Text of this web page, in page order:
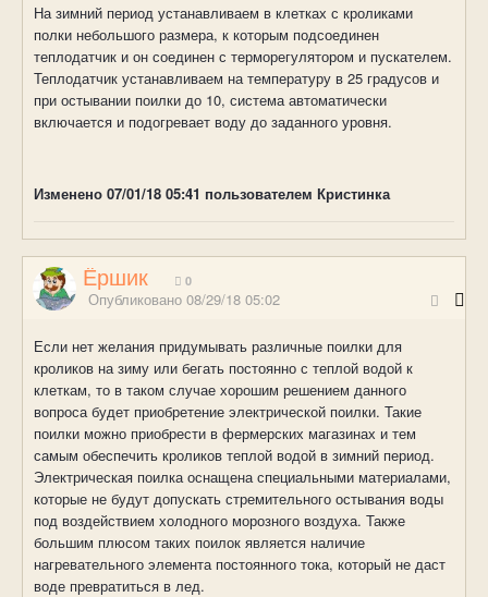
На зимний период устанавливаем в клетках с кроликами
полки небольшого размера, к которым подсоединен
теплодатчик и он соединен с терморегулятором и пускателем.
Теплодатчик устанавливаем на температуру в 25 градусов и
при остывании поилки до 10, система автоматически
включается и подогревает воду до заданного уровня.
Изменено 07/01/18 05:41 пользователем Кристинка
Ёршик 0
Опубликовано 08/29/18 05:02
Если нет желания придумывать различные поилки для
кроликов на зиму или бегать постоянно с теплой водой к
клеткам, то в таком случае хорошим решением данного
вопроса будет приобретение электрической поилки. Такие
поилки можно приобрести в фермерских магазинах и тем
самым обеспечить кроликов теплой водой в зимний период.
Электрическая поилка оснащена специальными материалами,
которые не будут допускать стремительного остывания воды
под воздействием холодного морозного воздуха. Также
большим плюсом таких поилок является наличие
нагревательного элемента постоянного тока, который не даст
воде превратиться в лед.